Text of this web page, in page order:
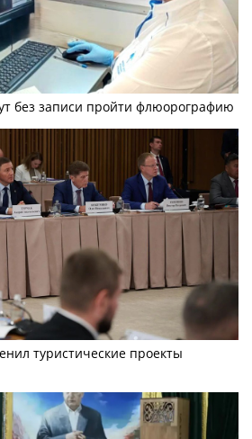
без записи пройти флюорографию
туристические проекты